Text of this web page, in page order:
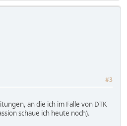
#3
an die ich im Falle von DTK
schaue ich heute noch).